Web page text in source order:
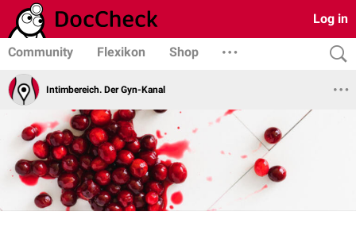
Log in
Community Flexikon Shop
Intimbereich. Der Gyn-Kanal